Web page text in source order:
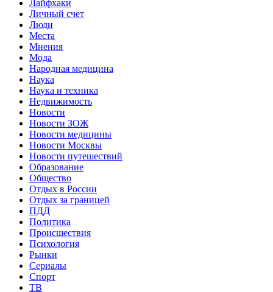
Лайфхаки
Личный счет
Люди
Места
Мнения
Мода
Народная медицина
Наука
Наука и техника
Недвижимость
Новости
Новости ЗОЖ
Новости медицины
Новости Москвы
Новости путешествий
Образование
Общество
Отдых в России
Отдых за границей
ПДД
Политика
Происшествия
Психология
Рынки
Сериалы
Спорт
ТВ